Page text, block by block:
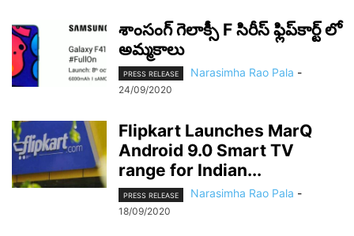
శాంసంగ్ గెలాక్సీ F‌ సిరీస్ ఫ్లిప్‌కార్ట్‌ లో
అమ్మకాలు
PRESS RELEASE Narasimha Rao Pala -
24/09/2020
Flipkart Launches MarQ
Android 9.0 Smart TV
range for Indian...
PRESS RELEASE Narasimha Rao Pala -
18/09/2020